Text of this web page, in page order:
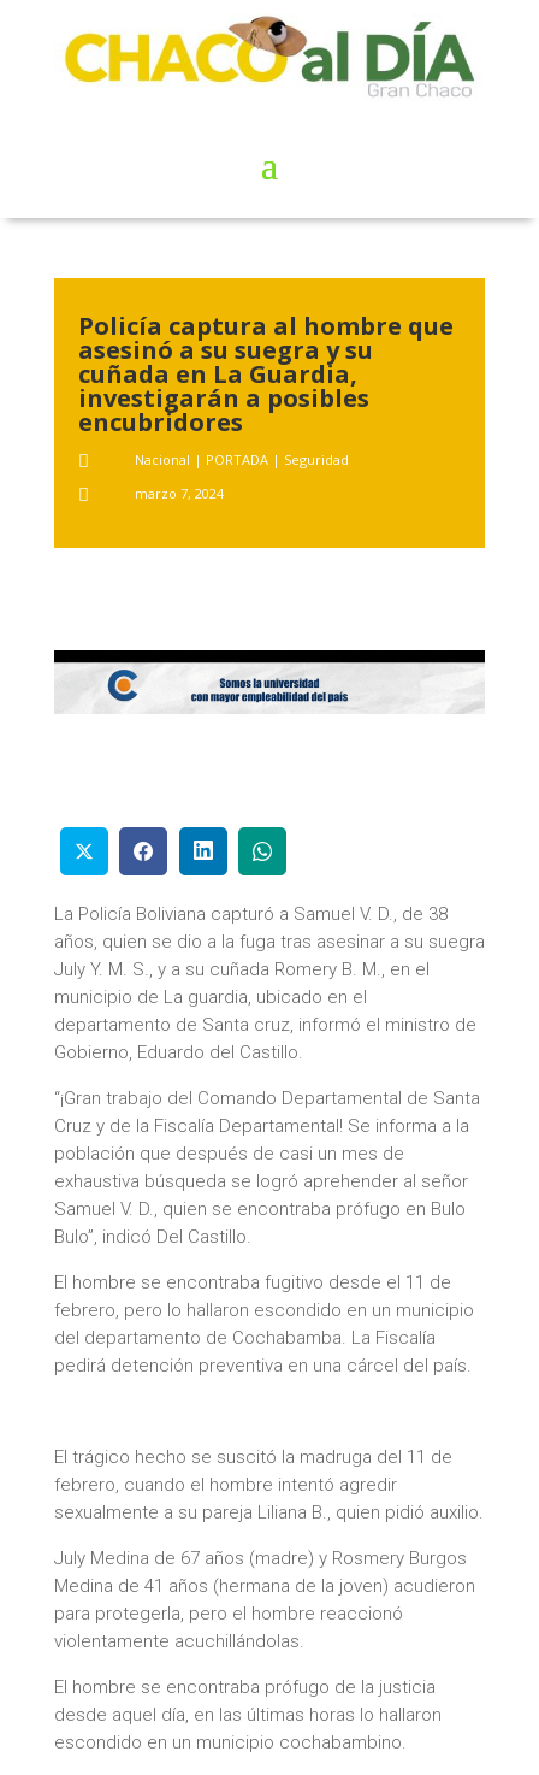
Policía captura al hombre que
asesinó a su suegra y su
cuñada en La Guardia,
investigarán a posibles
encubridores
 Nacional | PORTADA| Seguridad
 marzo 7, 2024
La Policía Boliviana capturó a Samuel V. D., de 38
años, quien se dio a la fuga tras asesinar a su suegra
July Y. M. S., y a su cuñada Romery B. M., en el
municipio de La guardia, ubicado en el
departamento de Santa cruz, informó el ministro de
Gobierno, Eduardo del Castillo.
“¡Gran trabajo del Comando Departamental de Santa
Cruz y de la Fiscalía Departamental! Se informa a la
población que después de casi un mes de
exhaustiva búsqueda se logró aprehender al señor
Samuel V. D., quien se encontraba prófugo en Bulo
Bulo”, indicó Del Castillo.
El hombre se encontraba fugitivo desde el 11 de
febrero, pero lo hallaron escondido en un municipio
del departamento de Cochabamba. La Fiscalía
pedirá detención preventiva en una cárcel del país.
El trágico hecho se suscitó la madruga del 11 de
febrero, cuando el hombre intentó agredir
sexualmente a su pareja Liliana B., quien pidió auxilio.
July Medina de 67 años (madre) y Rosmery Burgos
Medina de 41 años (hermana de la joven) acudieron
para protegerla, pero el hombre reaccionó
violentamente acuchillándolas.
El hombre se encontraba prófugo de la justicia
desde aquel día, en las últimas horas lo hallaron
escondido en un municipio cochabambino.